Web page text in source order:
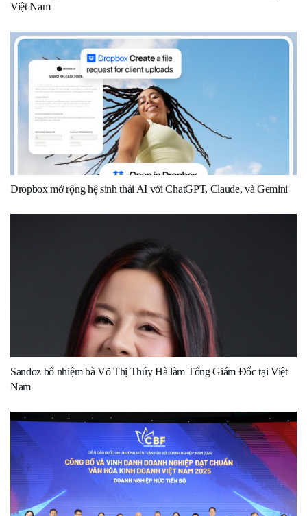
Việt Nam
Dropbox mở rộng hệ sinh thái AI với ChatGPT, Claude, và Gemini
Sandoz bổ nhiệm bà Võ Thị Thúy Hà làm Tổng Giám Đốc tại Việt
Nam